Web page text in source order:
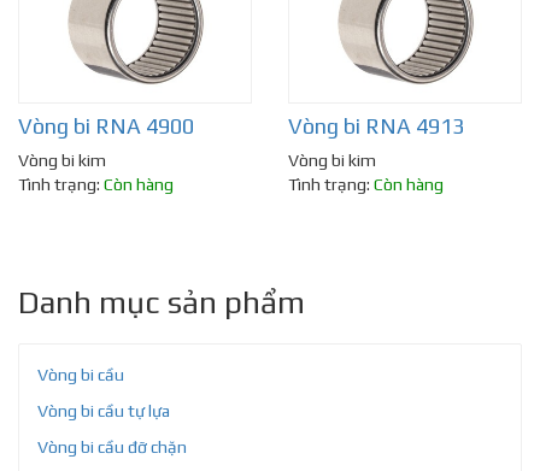
Vòng bi RNA 4900
Vòng bi kim
Tình trạng: Còn hàng
Vòng bi RNA 4913
Vòng bi kim
Tình trạng: Còn hàng
Danh mục sản phẩm
Vòng bi cầu
Vòng bi cầu tự lựa
Vòng bi cầu đỡ chặn